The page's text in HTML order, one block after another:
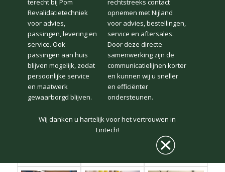
PRODUCENT VAN DE
COMFORT FIETS
terecht bij Pom
Revalidatietechniek
voor advies,
passingen, levering en
service. Ook
passingen aan huis
blijven mogelijk, zodat
persoonlijke service
en maatwerk
gewaarborgd blijven.
rechtstreeks contact
opnemen met Nijland
voor advies, bestellingen,
service en aftersales.
Door deze directe
samenwerking zijn de
communicatielijnen korter
en kunnen wij u sneller
en efficiënter
ondersteunen.
Wij danken u hartelijk voor het vertrouwen in
Lintech!